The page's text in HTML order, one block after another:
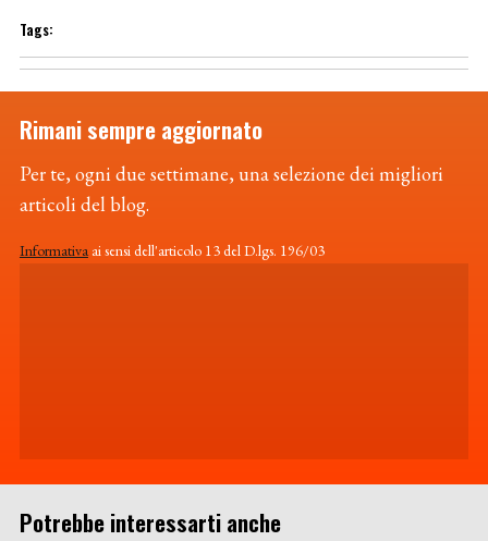
Rimani sempre aggiornato
Per te, ogni due settimane, una selezione dei migliori
articoli del blog.
Informativaai sensi dell'articolo 13 del D.lgs. 196/03
Potrebbe interessarti anche